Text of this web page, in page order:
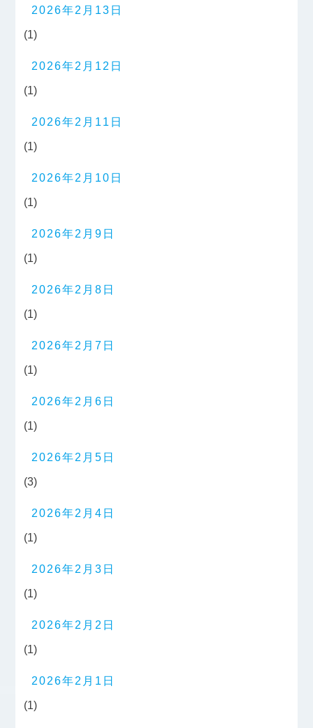
2026年2月13日
(1)
2026年2月12日
(1)
2026年2月11日
(1)
2026年2月10日
(1)
2026年2月9日
(1)
2026年2月8日
(1)
2026年2月7日
(1)
2026年2月6日
(1)
2026年2月5日
(3)
2026年2月4日
(1)
2026年2月3日
(1)
2026年2月2日
(1)
2026年2月1日
(1)